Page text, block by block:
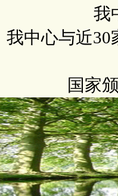
我
我中心与近30
国家